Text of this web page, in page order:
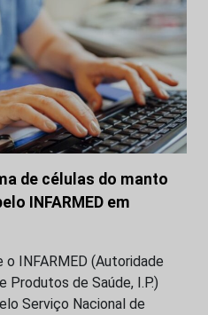
de células do manto
INFARMED em
INFARMED (Autoridade
Produtos de Saúde, I.P.)
Serviço Nacional de